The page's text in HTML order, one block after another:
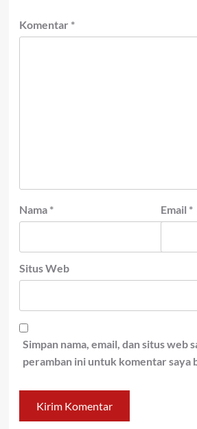
Komentar *
Nama * Email *
Situs Web
Simpan nama, email, dan situs web
peramban ini untuk komentar saya